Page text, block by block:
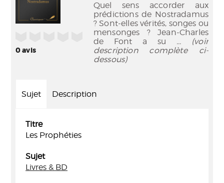
0avis
Quel sens accorder aux
prédictions de Nostradamus
? Sont-elles vérités, songes ou
mensonges ? Jean-Charles
de Font a su ... (voir
description complète ci-
dessous)
Sujet Description
Titre
Les Prophéties
Sujet
Livres & BD